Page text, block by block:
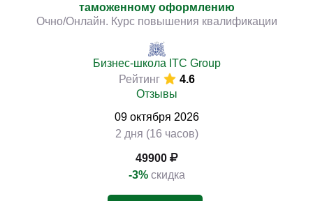
таможенному оформлению
Очно/Онлайн. Курс повышения квалификации
Бизнес-школа ITC Group
Рейтинг
4.6
Отзывы
09 октября 2026
2 дня (16 часов)
49900
-3% скидка